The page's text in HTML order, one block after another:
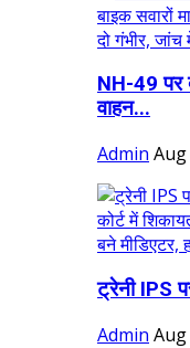
NH-49 पर
वाहन...
Admin Aug
ट्रेनी IPS
Admin Aug